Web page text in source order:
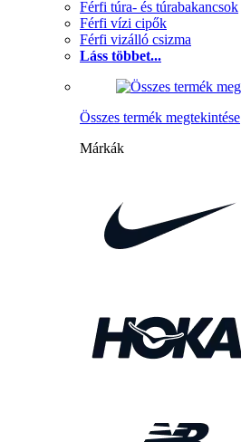
Férfi túra- és túrabakancsok
Férfi vízi cipők
Férfi vizálló csizma
Láss többet...
Összes termék megtekintése
Márkák